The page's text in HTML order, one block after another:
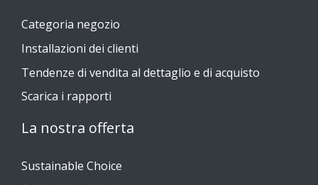
Categoria negozio
Installazioni dei clienti
Tendenze di vendita al dettaglio e di acquisto
Scarica i rapporti
La nostra offerta
Sustainable Choice